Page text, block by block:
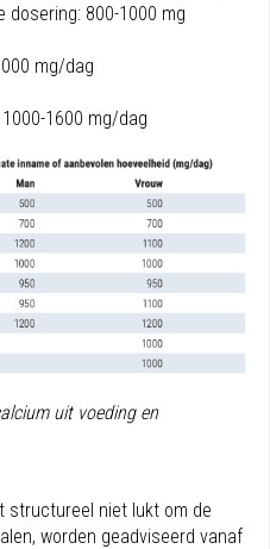
dosering: 800-1000 mg
mg/dag
1600 mg/dag
uit voeding en
structureel niet lukt om de
worden geadviseerd vanaf